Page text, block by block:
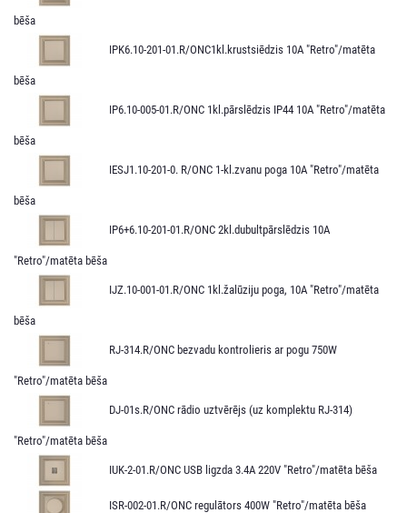
bēša
IPK6.10-201-01.R/ONC1kl.krustsiēdzis 10A "Retro"/matēta
bēša
IP6.10-005-01.R/ONC 1kl.pārslēdzis IP44 10A "Retro"/matēta
bēša
IESJ1.10-201-0. R/ONC 1-kl.zvanu poga 10A "Retro"/matēta
bēša
IP6+6.10-201-01.R/ONC 2kl.dubultpārslēdzis 10A
"Retro"/matēta bēša
IJZ.10-001-01.R/ONC 1kl.žalūziju poga, 10A "Retro"/matēta
bēša
RJ-314.R/ONC bezvadu kontrolieris ar pogu 750W
"Retro"/matēta bēša
DJ-01s.R/ONC rādio uztvērējs (uz komplektu RJ-314)
"Retro"/matēta bēša
IUK-2-01.R/ONC USB ligzda 3.4A 220V "Retro"/matēta bēša
ISR-002-01.R/ONC regulātors 400W "Retro"/matēta bēša